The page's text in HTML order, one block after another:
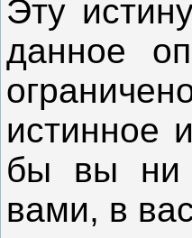
Эту
данное
истинное
бы вы ни
вами, в